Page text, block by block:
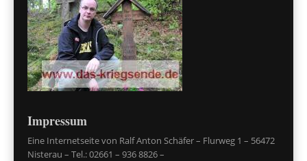
Impressum
Eine Internetseite von Ralf Anton Schäfer – Flurweg 1 – 56472
Nisterau – Tel.: 02661 – 936 8826 –